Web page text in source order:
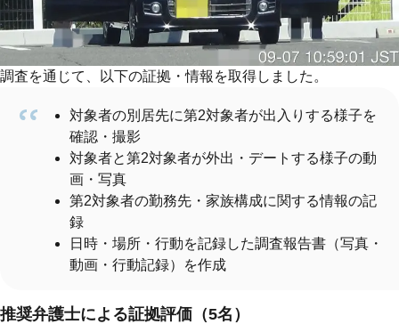
調査を通じて、以下の証拠・情報を取得しました。
対象者の別居先に第2対象者が出入りする様子を
確認・撮影
対象者と第2対象者が外出・デートする様子の動
画・写真
第2対象者の勤務先・家族構成に関する情報の記
録
日時・場所・行動を記録した調査報告書（写真・
動画・行動記録）を作成
推奨弁護士による証拠評価（5名）